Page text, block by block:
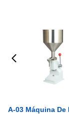
A-03 Máquina De